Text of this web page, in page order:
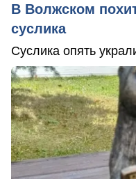
В Волжском
суслика
Суслика опять